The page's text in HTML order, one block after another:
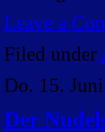
Leave a
Filed under
Do. 15.
Der